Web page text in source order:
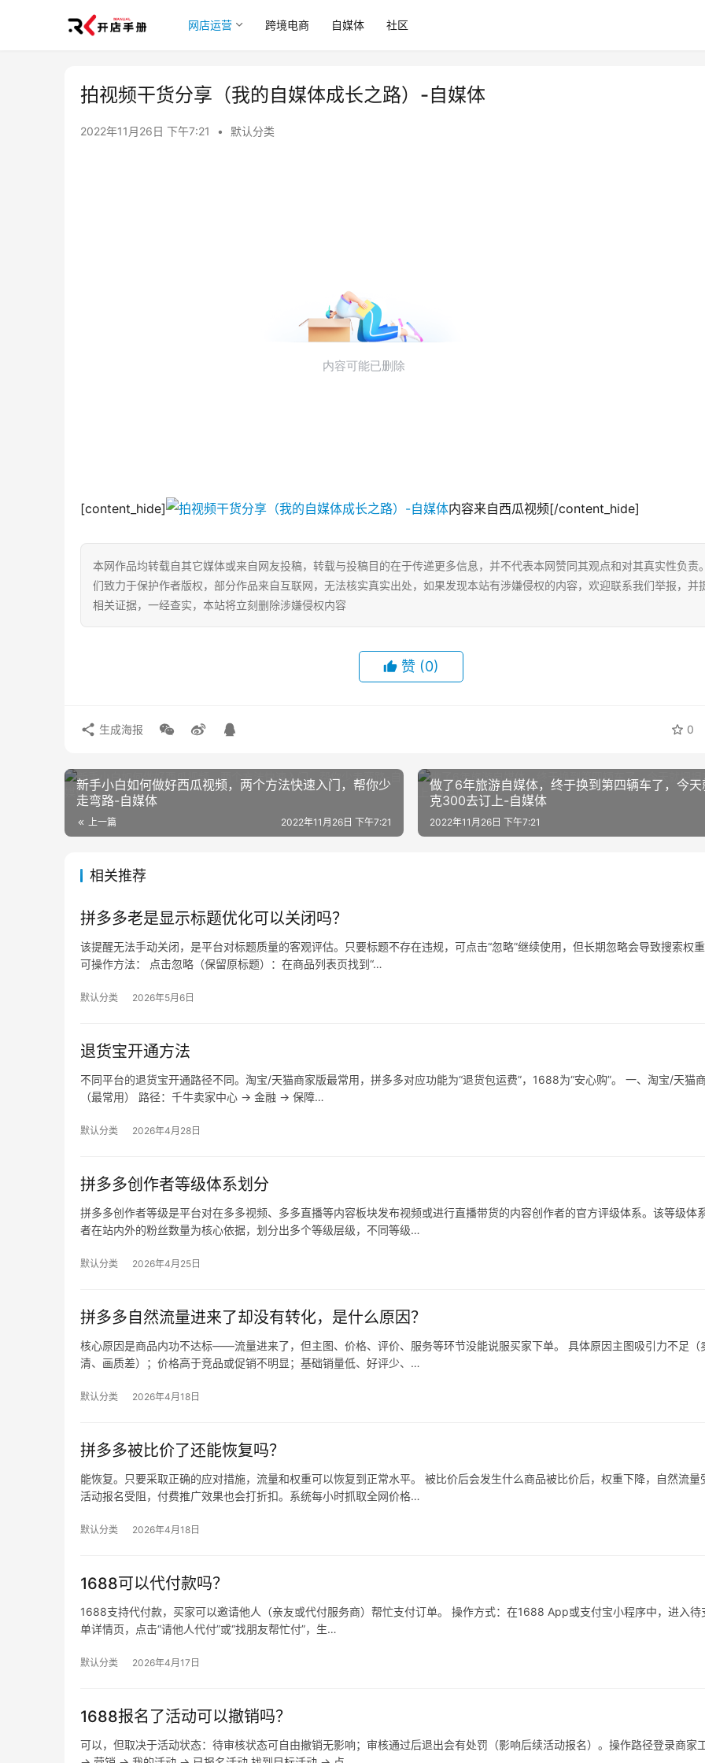
网店运营 跨境电商 自媒体 社区
拍视频干货分享（我的自媒体成长之路）-自媒体
2022年11月26日 下午7:21 • 默认分类
[content_hide] 内容来自西瓜视频[/content_hide]
本网作品均转载自其它媒体或来自网友投稿，转载与投稿目的在于传递更多信息，并不代表本网赞同其观点和对其真实性负责
们致力于保护作者版权，部分作品来自互联网，无法核实真实出处，如果发现本站有涉嫌侵权的内容，欢迎联系我们举报，并
相关证据，一经查实，本站将立刻删除涉嫌侵权内容
赞 (0)
0
生成海报
新手小白如何做好西瓜视频，两个方法快速入门，帮你少
走弯路-自媒体
上一篇 2022年11月26日 下午7:21
做了6年旅游自媒体，终于换到第四辆车了，今天
克300去订上-自媒体
2022年11月26日 下午7:21
相关推荐
拼多多老是显示标题优化可以关闭吗？
该提醒无法手动关闭，是平台对标题质量的客观评估。只要标题不存在违规，可点击“忽略”继续使用，但长期忽略会导致搜索权重
可操作方法： 点击忽略（保留原标题）：在商品列表页找到“…
默认分类 2026年5月6日
退货宝开通方法
不同平台的退货宝开通路径不同。淘宝/天猫商家版最常用，拼多多对应功能为“退货包运费”，1688为“安心购”。 一、淘宝/天猫
（最常用） 路径：千牛卖家中心 → 金融 → 保障…
默认分类 2026年4月28日
拼多多创作者等级体系划分
拼多多创作者等级是平台对在多多视频、多多直播等内容板块发布视频或进行直播带货的内容创作者的官方评级体系。该等级体
者在站内外的粉丝数量为核心依据，划分出多个等级层级，不同等级…
默认分类 2026年4月25日
拼多多自然流量进来了却没有转化，是什么原因？
核心原因是商品内功不达标——流量进来了，但主图、价格、评价、服务等环节没能说服买家下单。 具体原因主图吸引力不足（
清、画质差）；价格高于竞品或促销不明显；基础销量低、好评少、…
默认分类 2026年4月18日
拼多多被比价了还能恢复吗？
能恢复。只要采取正确的应对措施，流量和权重可以恢复到正常水平。 被比价后会发生什么商品被比价后，权重下降，自然流量
活动报名受阻，付费推广效果也会打折扣。系统每小时抓取全网价格…
默认分类 2026年4月18日
1688可以代付款吗？
1688支持代付款，买家可以邀请他人（亲友或代付服务商）帮忙支付订单。 操作方式：在1688 App或支付宝小程序中，进入待
单详情页，点击“请他人代付”或“找朋友帮忙付”，生…
默认分类 2026年4月17日
1688报名了活动可以撤销吗？
可以，但取决于活动状态：待审核状态可自由撤销无影响；审核通过后退出会有处罚（影响后续活动报名）。操作路径登录商家